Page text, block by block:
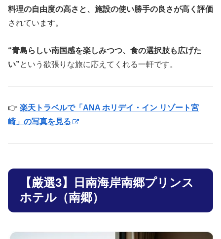
料理の自由度の高さと、施設の使い勝手の良さが高く評価
されています。
“青島らしい南国感を楽しみつつ、食の選択肢も広げた
い”という欲張りな旅に応えてくれる一軒です。
👉 楽天トラベルで「ANA ホリデイ・イン リゾート宮
崎」の写真を見る
【厳選3】日南海岸南郷プリンス
ホテル（南郷）